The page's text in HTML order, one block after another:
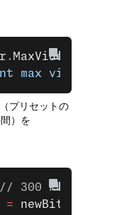
.
max video
プリセットの
）を
// 300 kbps
= newBitrate